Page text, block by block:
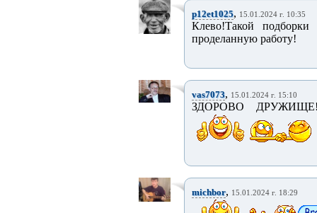
p12et1025, 15.01.2024 г. 10:35
Клево!Такой
проделанную работу!
vas7073, 15.01.2024 г. 15:10
ЗДОРОВО
michbor, 15.01.2024 г. 18:29